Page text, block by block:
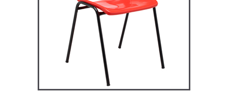
CHAISES ET BANCS